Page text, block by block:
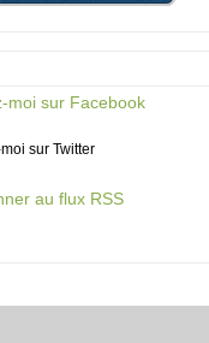
moi sur Facebook
sur Twitter
au flux RSS